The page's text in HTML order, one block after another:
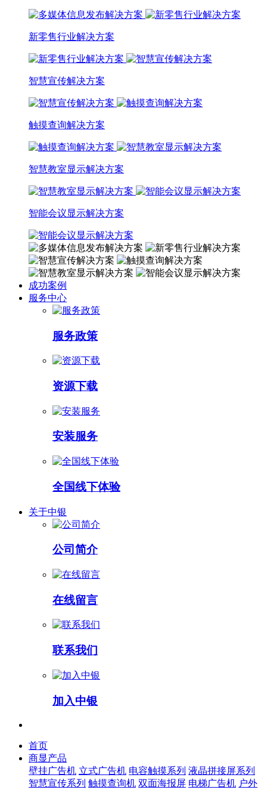
新零售行业解决方案
智慧宣传解决方案
触摸查询解决方案
智慧教室显示解决方案
智能会议显示解决方案
成功案例
服务中心
服务政策
资源下载
安装服务
全国线下体验
关于中银
公司简介
在线留言
联系我们
加入中银
首页
商显产品
壁挂广告机 立式广告机 电容触摸系列 液晶拼接屏系列
智慧宣传系列 触摸查询机 双面海报屏 电梯广告机 户外